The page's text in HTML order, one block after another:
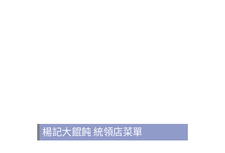
楊記大餛飩 統領店菜單